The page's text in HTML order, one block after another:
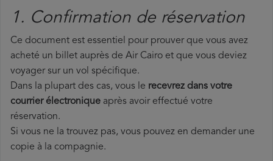
1. Confirmation de réservation
Ce document est essentiel pour prouver que vous avez
acheté un billet auprès de Air Cairo et que vous deviez
voyager sur un vol spécifique.
Dans la plupart des cas, vous le recevrez dans votre
courrier électronique après avoir effectué votre
réservation.
Si vous ne la trouvez pas, vous pouvez en demander une
copie à la compagnie.